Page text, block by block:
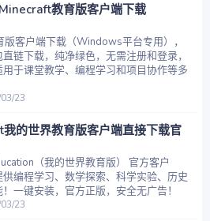
教育版客户端下载
客户端下载（Windows平台专用），
链下载，纯净绿色，无需注册和登录，
于课堂教学、编程学习和项目协作等多
23
的世界教育版客户端直接下载官
（我的世界教育版） 官方客户
编程学习、数学探索、科学实验、历史
一键安装，官方正版，安全无广告！
23